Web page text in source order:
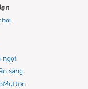
ngọt
sáng